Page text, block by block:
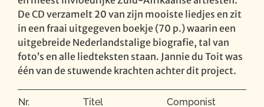
De CD verzamelt 20 van zijn mooiste liedjes en zit
in een fraai uitgegeven boekje (70 p.) waarin een
uitgebreide Nederlandstalige biografie, tal van
foto’s en alle liedteksten staan. Jannie du Toit was
één van de stuwende krachten achter dit project.
Nr. Titel Componist